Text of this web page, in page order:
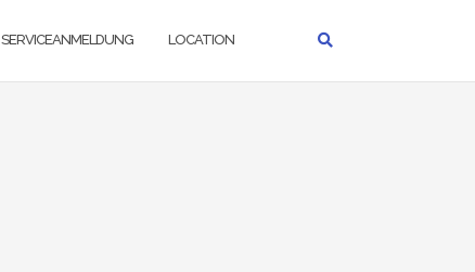
SERVICEANMELDUNG LOCATION